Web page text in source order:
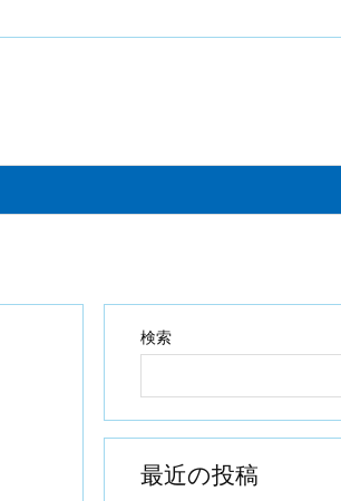
検索
最近の投稿